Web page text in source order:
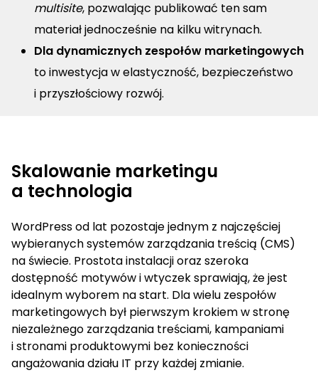
multisite, pozwalając publikować ten sam
materiał jednocześnie na kilku witrynach.
Dla dynamicznych zespołów marketingowych
to inwestycja w elastyczność, bezpieczeństwo
i przyszłościowy rozwój.
Skalowanie marketingu
a technologia
WordPress od lat pozostaje jednym z najczęściej
wybieranych systemów zarządzania treścią (CMS)
na świecie. Prostota instalacji oraz szeroka
dostępność motywów i wtyczek sprawiają, że jest
idealnym wyborem na start. Dla wielu zespołów
marketingowych był pierwszym krokiem w stronę
niezależnego zarządzania treściami, kampaniami
i stronami produktowymi bez konieczności
angażowania działu IT przy każdej zmianie.